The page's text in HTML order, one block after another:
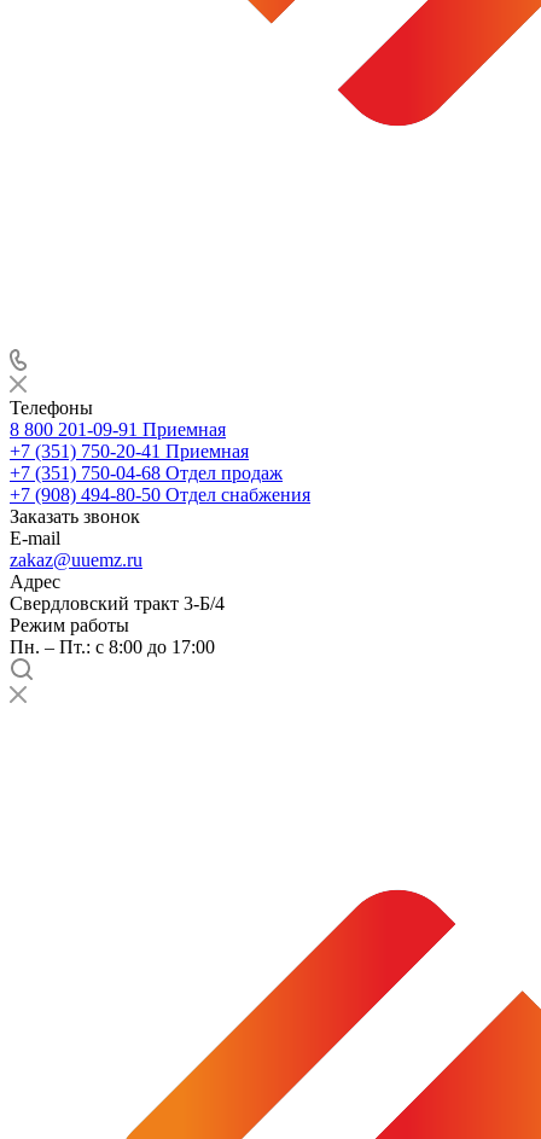
Телефоны
8 800 201-09-91 Приемная
+7 (351) 750-20-41 Приемная
+7 (351) 750-04-68 Отдел продаж
+7 (908) 494-80-50 Отдел снабжения
Заказать звонок
E-mail
zakaz@uuemz.ru
Адрес
Свердловский тракт 3-Б/4
Режим работы
Пн. – Пт.: с 8:00 до 17:00